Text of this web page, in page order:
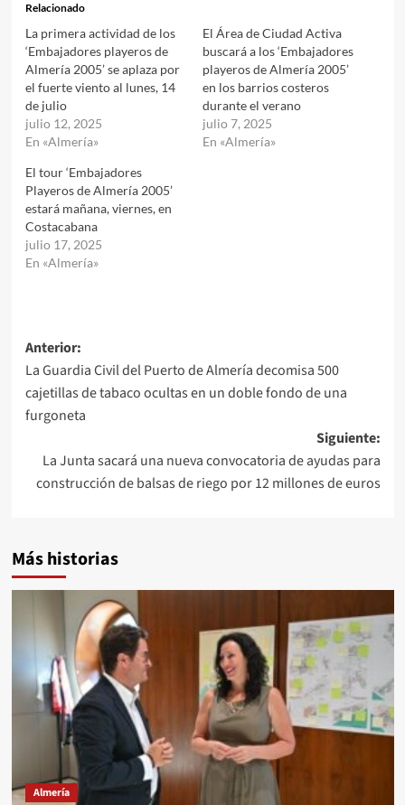
Relacionado
La primera actividad de los
‘Embajadores playeros de
Almería 2005’ se aplaza por
el fuerte viento al lunes, 14
de julio
julio 12, 2025
En «Almería»
El Área de Ciudad Activa
buscará a los ‘Embajadores
playeros de Almería 2005’
en los barrios costeros
durante el verano
julio 7, 2025
En «Almería»
El tour ‘Embajadores
Playeros de Almería 2005’
estará mañana, viernes, en
Costacabana
julio 17, 2025
En «Almería»
Navegación
de
entradas
Anterior:
La Guardia Civil del Puerto de Almería decomisa 500
cajetillas de tabaco ocultas en un doble fondo de una
furgoneta
Siguiente:
La Junta sacará una nueva convocatoria de ayudas para
construcción de balsas de riego por 12 millones de euros
Más historias
Almería